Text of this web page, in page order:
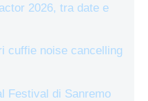
2026, tra date e
cuffie noise cancelling
Festival di Sanremo